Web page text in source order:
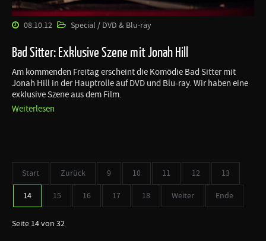
08.10.12 Special / DVD & Blu-ray
Bad Sitter: Exklusive Szene mit Jonah Hill
Am kommenden Freitag erscheint die Komödie Bad Sitter mit
Jonah Hill in der Hauptrolle auf DVD und Blu-ray. Wir haben eine
exklusive Szene aus dem Film.
Weiterlesen
Start Zurück 9 10 11 12 13
14 15 16 17 18 Weiter Ende
Seite 14 von 32